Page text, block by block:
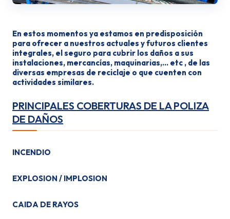
En estos momentos ya estamos en predisposición
para ofrecer a nuestros actuales y futuros clientes
integrales, el seguro para cubrir los daños a sus
instalaciones, mercancías, maquinarias,… etc , de las
diversas empresas de reciclaje o que cuenten con
actividades similares.
PRINCIPALES COBERTURAS DE LA POLIZA
DE DAÑOS
INCENDIO
EXPLOSION / IMPLOSION
CAIDA DE RAYOS